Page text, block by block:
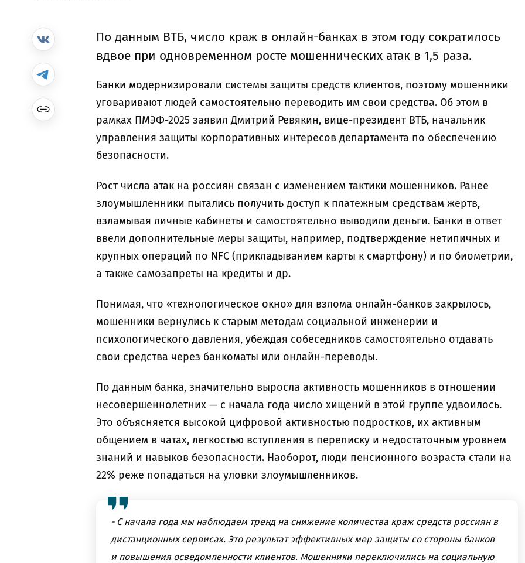
По данным ВТБ, число краж в онлайн-банках в этом году сократилось
вдвое при одновременном росте мошеннических атак в 1,5 раза.
Банки модернизировали системы защиты средств клиентов, поэтому мошенники
уговаривают людей самостоятельно переводить им свои средства. Об этом в
рамках ПМЭФ-2025 заявил Дмитрий Ревякин, вице-президент ВТБ, начальник
управления защиты корпоративных интересов департамента по обеспечению
безопасности.
Рост числа атак на россиян связан с изменением тактики мошенников. Ранее
злоумышленники пытались получить доступ к платежным средствам жертв,
взламывая личные кабинеты и самостоятельно выводили деньги. Банки в ответ
ввели дополнительные меры защиты, например, подтверждение нетипичных и
крупных операций по NFC (прикладыванием карты к смартфону) и по биометрии,
а также самозапреты на кредиты и др.
Понимая, что «технологическое окно» для взлома онлайн-банков закрылось,
мошенники вернулись к старым методам социальной инженерии и
психологического давления, убеждая собеседников самостоятельно отдавать
свои средства через банкоматы или онлайн-переводы.
По данным банка, значительно выросла активность мошенников в отношении
несовершеннолетних — с начала года число хищений в этой группе удвоилось.
Это объясняется высокой цифровой активностью подростков, их активным
общением в чатах, легкостью вступления в переписку и недостаточным уровнем
знаний и навыков безопасности. Наоборот, люди пенсионного возраста стали на
22% реже попадаться на уловки злоумышленников.
- С начала года мы наблюдаем тренд на снижение количества краж средств россиян в
дистанционных сервисах. Это результат эффективных мер защиты со стороны банков
и повышения осведомленности клиентов. Мошенники переключились на социальную